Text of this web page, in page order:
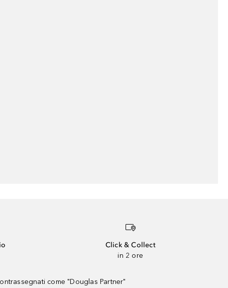
Click & Collect
in 2 ore
come "Douglas Partner"